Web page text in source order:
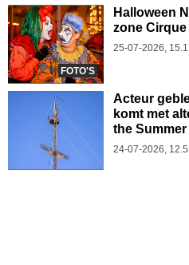
FOTO'S
Halloween
zone
25-07-2026,
Acteur
komt met
the Summer
24-07-2026,